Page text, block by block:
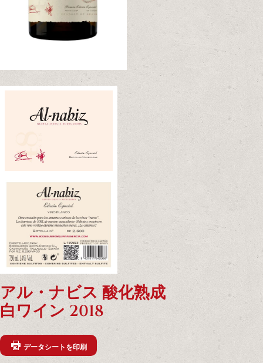
アル・ナビス 酸化熟成
白ワイン 2018
データシートを印刷